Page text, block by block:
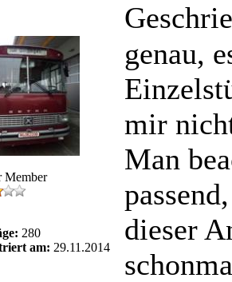
Member
280
am: 29.11.2014
genau,
mir
Man
dieser